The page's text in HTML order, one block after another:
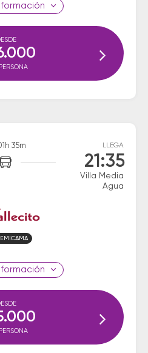
35m LLEGA
21:35
Villa Media
Agua